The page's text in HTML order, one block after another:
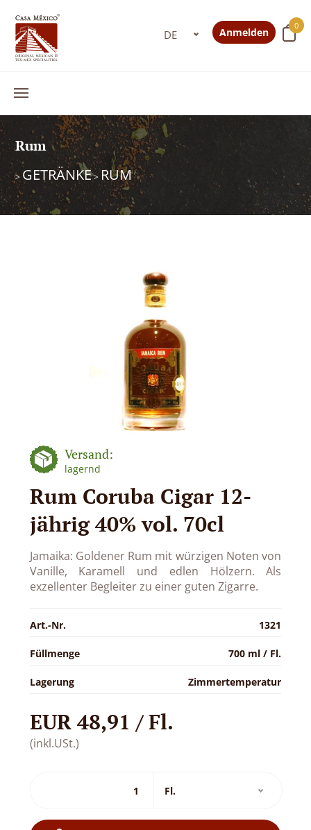
0
Anmelden
Rum
> GETRÄNKE> RUM
Versand:
lagernd
Rum Coruba Cigar 12-
jährig 40% vol. 70cl
Jamaika: Goldener Rum mit würzigen Noten von
Vanille, Karamell und edlen Hölzern. Als
exzellenter Begleiter zu einer guten Zigarre.
Art.-Nr. 1321
Füllmenge 700 ml / Fl.
Lagerung Zimmertemperatur
EUR 48,91 / Fl.
(inkl.USt.)